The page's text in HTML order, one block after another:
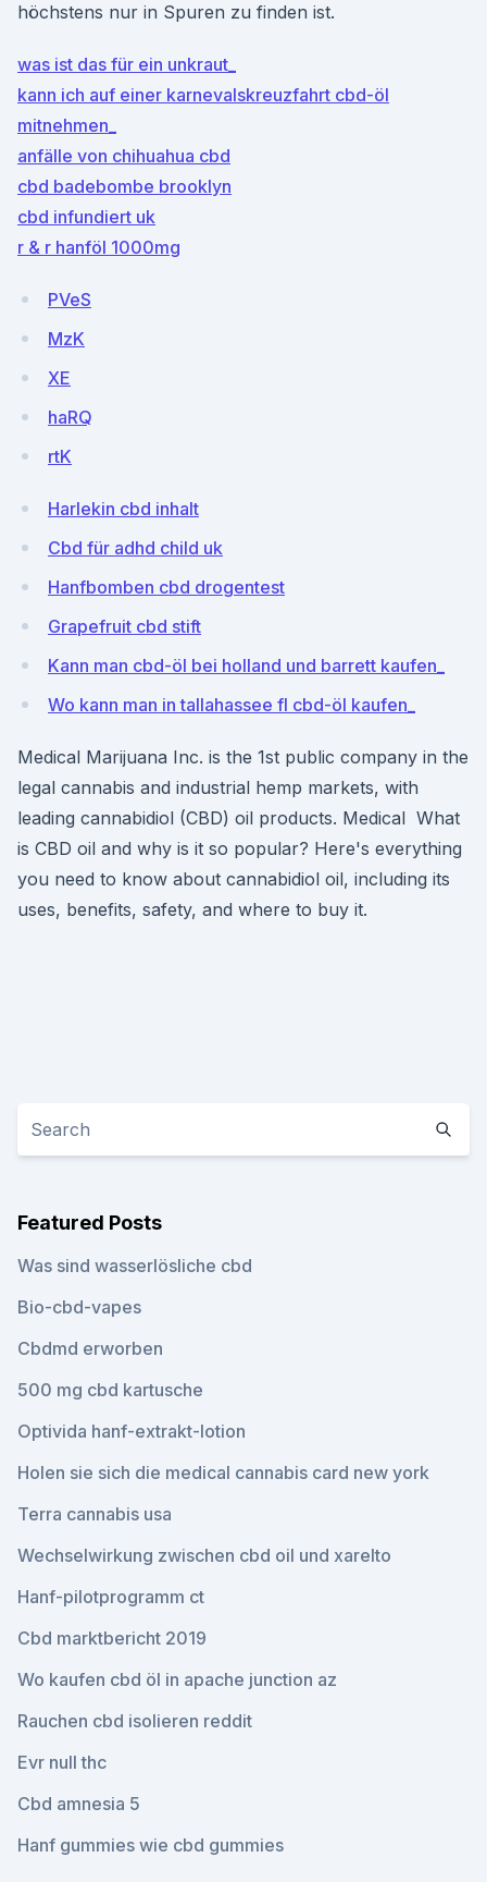
höchstens nur in Spuren zu finden ist.
was ist das für ein unkraut_
kann ich auf einer karnevalskreuzfahrt cbd-öl
mitnehmen_
anfälle von chihuahua cbd
cbd badebombe brooklyn
cbd infundiert uk
r & r hanföl 1000mg
PVeS
MzK
XE
haRQ
rtK
Harlekin cbd inhalt
Cbd für adhd child uk
Hanfbomben cbd drogentest
Grapefruit cbd stift
Kann man cbd-öl bei holland und barrett kaufen_
Wo kann man in tallahassee fl cbd-öl kaufen_
Medical Marijuana Inc. is the 1st public company in the
legal cannabis and industrial hemp markets, with
leading cannabidiol (CBD) oil products. Medical What
is CBD oil and why is it so popular? Here's everything
you need to know about cannabidiol oil, including its
uses, benefits, safety, and where to buy it.
Featured Posts
Was sind wasserlösliche cbd
Bio-cbd-vapes
Cbdmd erworben
500 mg cbd kartusche
Optivida hanf-extrakt-lotion
Holen sie sich die medical cannabis card new york
Terra cannabis usa
Wechselwirkung zwischen cbd oil und xarelto
Hanf-pilotprogramm ct
Cbd marktbericht 2019
Wo kaufen cbd öl in apache junction az
Rauchen cbd isolieren reddit
Evr null thc
Cbd amnesia 5
Hanf gummies wie cbd gummies